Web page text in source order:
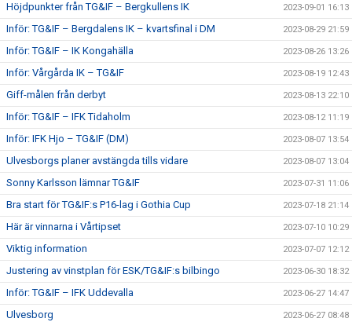
Höjdpunkter från TG&IF – Bergkullens IK 2023-09-01 16:13
Inför: TG&IF – Bergdalens IK – kvartsfinal i DM 2023-08-29 21:59
Inför: TG&IF – IK Kongahälla 2023-08-26 13:26
Inför: Vårgårda IK – TG&IF 2023-08-19 12:43
Giff-målen från derbyt 2023-08-13 22:10
Inför: TG&IF – IFK Tidaholm 2023-08-12 11:19
Inför: IFK Hjo – TG&IF (DM) 2023-08-07 13:54
Ulvesborgs planer avstängda tills vidare 2023-08-07 13:04
Sonny Karlsson lämnar TG&IF 2023-07-31 11:06
Bra start för TG&IF:s P16-lag i Gothia Cup 2023-07-18 21:14
Här är vinnarna i Vårtipset 2023-07-10 10:29
Viktig information 2023-07-07 12:12
Justering av vinstplan för ESK/TG&IF:s bilbingo 2023-06-30 18:32
Inför: TG&IF – IFK Uddevalla 2023-06-27 14:47
Ulvesborg 2023-06-27 08:48